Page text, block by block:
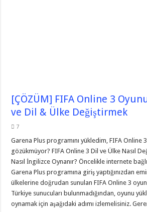
[ÇÖZÜM] FIFA Online 3
ve Dil & Ülke Değiştirmek
7
Garena Plus programını yükledim, FIFA Online
gözükmüyor? FIFA Online 3 Dil ve Ülke Nasıl
Nasıl İngilizce Oynanır? Öncelikle internete
Garena Plus programına giriş yaptığınızdan
ülkelerine doğrudan sunulan FIFA Online 3
Türkiye sunucuları bulunmadığından, oyunu
oynamak için aşağıdaki adımı izlemelisiniz.